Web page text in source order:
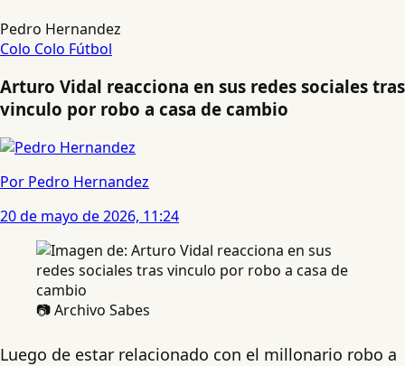
Pedro Hernandez
Colo Colo Fútbol
Arturo Vidal reacciona en sus redes sociales tras
vinculo por robo a casa de cambio
Por Pedro Hernandez
20 de mayo de 2026, 11:24
📷 Archivo Sabes
Luego de estar relacionado con el millonario robo a